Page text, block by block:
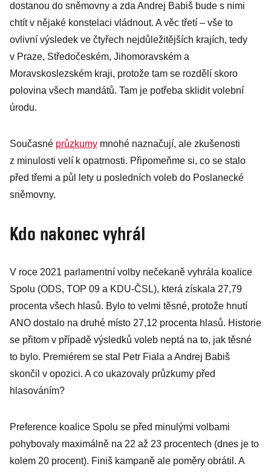
dostanou do sněmovny a zda Andrej Babiš bude s nimi
chtít v nějaké konstelaci vládnout. A věc třetí – vše to
ovlivní výsledek ve čtyřech nejdůležitějších krajích, tedy
v Praze, Středočeském, Jihomoravském a
Moravskoslezském kraji, protože tam se rozdělí skoro
polovina všech mandátů. Tam je potřeba sklidit volební
úrodu.
Současné průzkumy mnohé naznačují, ale zkušenosti
z minulosti velí k opatrnosti. Připomeňme si, co se stalo
před třemi a půl lety u posledních voleb do Poslanecké
sněmovny.
Kdo nakonec vyhrál
V roce 2021 parlamentní volby nečekaně vyhrála koalice
Spolu (ODS, TOP 09 a KDU-ČSL), která získala 27,79
procenta všech hlasů. Bylo to velmi těsné, protože hnutí
ANO dostalo na druhé místo 27,12 procenta hlasů. Historie
se přitom v případě výsledků voleb neptá na to, jak těsné
to bylo. Premiérem se stal Petr Fiala a Andrej Babiš
skončil v opozici. A co ukazovaly průzkumy před
hlasováním?
Preference koalice Spolu se před minulými volbami
pohybovaly maximálně na 22 až 23 procentech (dnes je to
kolem 20 procent). Finiš kampaně ale poměry obrátil. A